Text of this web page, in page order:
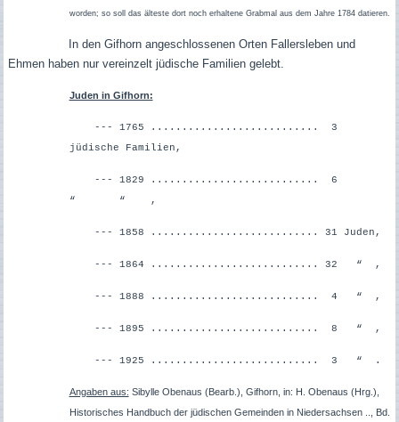
worden; so soll das älteste dort noch erhaltene Grabmal aus dem Jahre 1784 datieren.
In den Gifhorn angeschlossenen Orten Fallersleben und
Ehmen haben nur vereinzelt jüdische Familien gelebt.
Juden in Gifhorn:
--- 1765 ........................... 3
jüdische Familien,
--- 1829 ........................... 6
“ “ ,
--- 1858 ........................... 31 Juden,
--- 1864 ........................... 32 “ ,
--- 1888 ........................... 4 “ ,
--- 1895 ........................... 8 “ ,
--- 1925 ........................... 3 “ .
Angaben aus: Sibylle Obenaus (Bearb.), Gifhorn, in: H. Obenaus (Hrg.),
Historisches Handbuch der jüdischen Gemeinden in Niedersachsen .., Bd.